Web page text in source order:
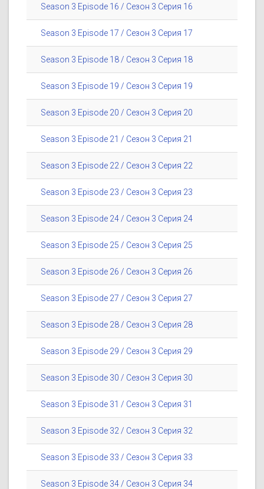
Season 3 Episode 16 / Сезон 3 Серия 16
Season 3 Episode 17 / Сезон 3 Серия 17
Season 3 Episode 18 / Сезон 3 Серия 18
Season 3 Episode 19 / Сезон 3 Серия 19
Season 3 Episode 20 / Сезон 3 Серия 20
Season 3 Episode 21 / Сезон 3 Серия 21
Season 3 Episode 22 / Сезон 3 Серия 22
Season 3 Episode 23 / Сезон 3 Серия 23
Season 3 Episode 24 / Сезон 3 Серия 24
Season 3 Episode 25 / Сезон 3 Серия 25
Season 3 Episode 26 / Сезон 3 Серия 26
Season 3 Episode 27 / Сезон 3 Серия 27
Season 3 Episode 28 / Сезон 3 Серия 28
Season 3 Episode 29 / Сезон 3 Серия 29
Season 3 Episode 30 / Сезон 3 Серия 30
Season 3 Episode 31 / Сезон 3 Серия 31
Season 3 Episode 32 / Сезон 3 Серия 32
Season 3 Episode 33 / Сезон 3 Серия 33
Season 3 Episode 34 / Сезон 3 Серия 34